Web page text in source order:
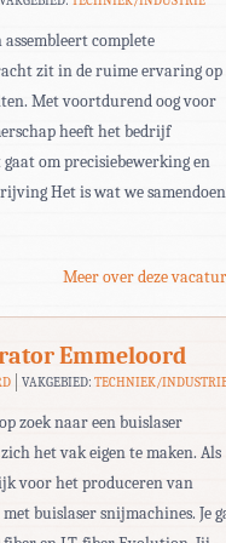
complete
zit in de ruime ervaring op
Met voortdurend oog voor
heeft het bedrijf
om precisiebewerking en
Het is wat we samendoen
Meer over deze
Emmeloord
VAKGEBIED:TECHNIEK/
zoek naar een buislaser
het vak eigen te maken. Als
voor het produceren van
buislaser snijmachines. Je